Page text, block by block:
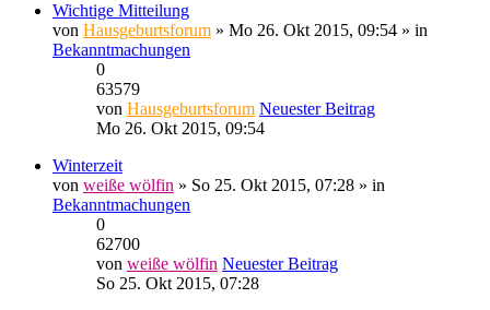
Wichtige Mitteilung
von Hausgeburtsforum » Mo 26. Okt 2015, 09:54 » in
Bekanntmachungen
0
63579
von Hausgeburtsforum Neuester Beitrag
Mo 26. Okt 2015, 09:54
Winterzeit
von weiße wölfin » So 25. Okt 2015, 07:28 » in
Bekanntmachungen
0
62700
von weiße wölfin Neuester Beitrag
So 25. Okt 2015, 07:28